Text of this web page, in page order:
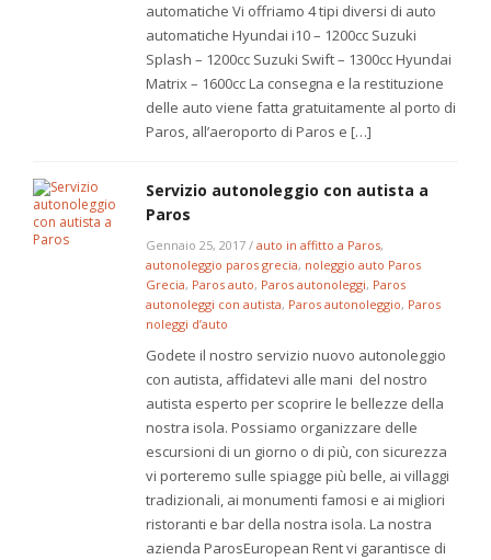
automatiche Vi offriamo 4 tipi diversi di auto
automatiche Hyundai i10 – 1200cc Suzuki
Splash – 1200cc Suzuki Swift – 1300cc Hyundai
Matrix – 1600cc La consegna e la restituzione
delle auto viene fatta gratuitamente al porto di
Paros, all’aeroporto di Paros e […]
Servizio autonoleggio con autista a
Paros
Gennaio 25, 2017 /auto in affitto a Paros,
autonoleggio paros grecia, noleggio auto Paros
Grecia, Paros auto, Paros autonoleggi, Paros
autonoleggi con autista, Paros autonoleggio, Paros
noleggi d’auto
Godete il nostro servizio nuovo autonoleggio
con autista, affidatevi alle mani del nostro
autista esperto per scoprire le bellezze della
nostra isola. Possiamo organizzare delle
escursioni di un giorno o di più, con sicurezza
vi porteremo sulle spiagge più belle, ai villaggi
tradizionali, ai monumenti famosi e ai migliori
ristoranti e bar della nostra isola. La nostra
azienda ParosEuropean Rent vi garantisce di